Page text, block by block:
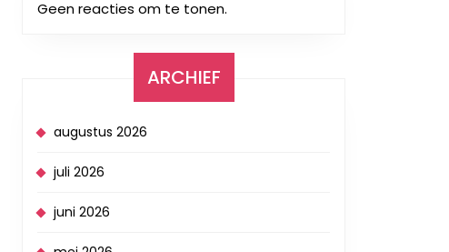
Geen reacties om te tonen.
ARCHIEF
augustus 2026
juli 2026
juni 2026